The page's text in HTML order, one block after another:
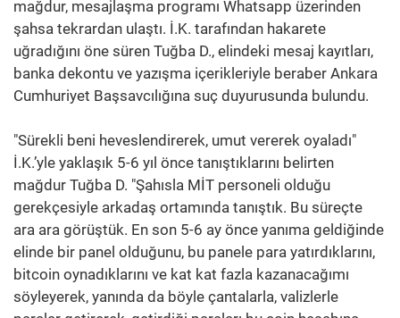
mağdur, mesajlaşma programı Whatsapp üzerinden
şahsa tekrardan ulaştı. İ.K. tarafından hakarete
uğradığını öne süren Tuğba D., elindeki mesaj kayıtları,
banka dekontu ve yazışma içerikleriyle beraber Ankara
Cumhuriyet Başsavcılığına suç duyurusunda bulundu.
"Sürekli beni heveslendirerek, umut vererek oyaladı"
İ.K.’yle yaklaşık 5-6 yıl önce tanıştıklarını belirten
mağdur Tuğba D. "Şahısla MİT personeli olduğu
gerekçesiyle arkadaş ortamında tanıştık. Bu süreçte
ara ara görüştük. En son 5-6 ay önce yanıma geldiğinde
elinde bir panel olduğunu, bu panele para yatırdıklarını,
bitcoin oynadıklarını ve kat kat fazla kazanacağımı
söyleyerek, yanında da böyle çantalarla, valizlerle